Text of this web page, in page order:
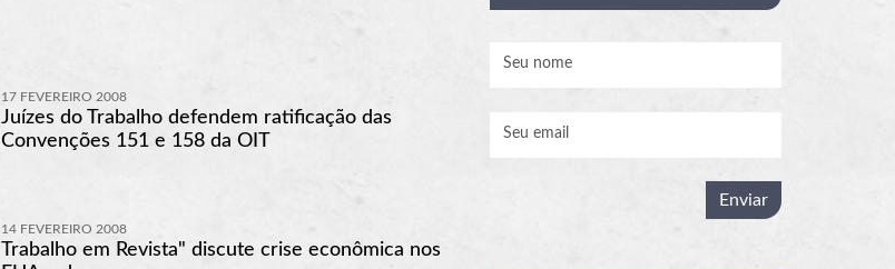
17 FEVEREIRO 2008
Juízes do Trabalho defendem ratificação das
Convenções 151 e 158 da OIT
14 FEVEREIRO 2008
Trabalho em Revista" discute crise econômica nos